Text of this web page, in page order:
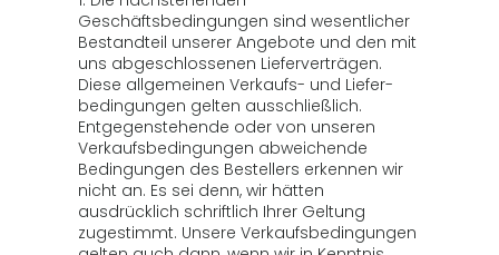
Geschäftsbedingungen sind wesentlicher
Bestandteil unserer Angebote und den mit
uns abgeschlossenen Lieferverträgen.
Diese allgemeinen Verkaufs- und Liefer-
bedingungen gelten ausschließlich.
Entgegenstehende oder von unseren
Verkaufsbedingungen abweichende
Bedingungen des Bestellers erkennen wir
nicht an. Es sei denn, wir hätten
ausdrücklich schriftlich Ihrer Geltung
zugestimmt. Unsere Verkaufsbedingungen